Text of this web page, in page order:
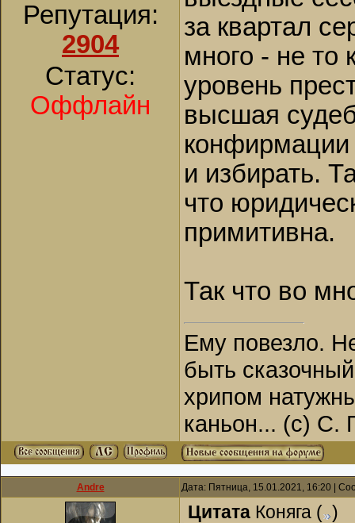
Репутация:
2904
Статус:
Оффлайн
за квартал
много - не то
уровень
высшая
и избирать.
что
примитивна.
Так что во
Ему повезло.
быть
хрипом
каньон... (с) С.
Andre Дата: Пятница, 15.01.2021, 16:20 |
Цитата Коняга ( )